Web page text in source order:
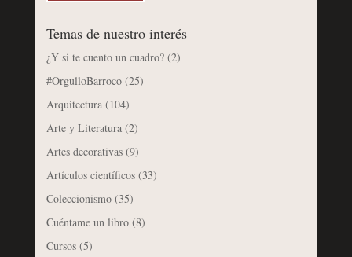
Temas de nuestro interés
¿Y si te cuento un cuadro?(2)
#OrgulloBarroco(25)
Arquitectura(104)
Arte y Literatura(2)
Artes decorativas(9)
Artículos científicos(33)
Coleccionismo(35)
Cuéntame un libro(8)
Cursos(5)